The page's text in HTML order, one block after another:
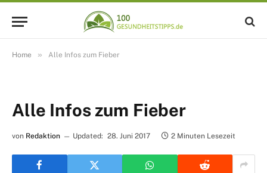
Home » Alle Infos zum Fieber
Alle Infos zum Fieber
von Redaktion Updated: 28. Juni 2017 2 Minuten Lesezeit